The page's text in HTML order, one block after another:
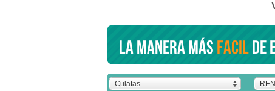
La manera másfacilde
Culatas